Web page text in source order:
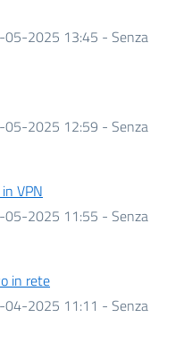
05-2025 13:45 - Senza
05-2025 12:59 - Senza
VPN
2025 11:55 - Senza
in rete
04-2025 11:11 - Senza